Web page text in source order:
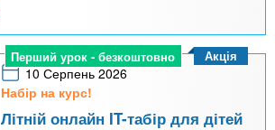
Перший урок - безкоштовно
10 Серпень 2026
Набір на курс!
Літній онлайн IT-табір для дітей
Акція